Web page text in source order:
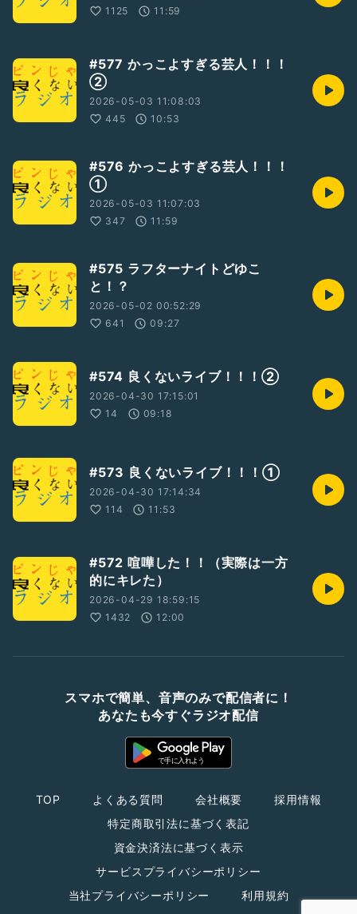
1125
11:59
#577 かっこよすぎる芸人！！！
②
2026-05-03 11:08:03
445
10:53
#576 かっこよすぎる芸人！！！
①
2026-05-03 11:07:03
347
11:59
#575 ラフターナイトどゆこ
と！？
2026-05-02 00:52:29
641
09:27
#574 良くないライブ！！！②
2026-04-30 17:15:01
14
09:18
#573 良くないライブ！！！①
2026-04-30 17:14:34
114
11:53
#572 喧嘩した！！（実際は一方
的にキレた）
2026-04-29 18:59:15
1432
12:00
スマホで簡単、音声のみで配信者に！
あなたも今すぐラジオ配信
TOP よくある質問 会社概要
採用情報
特定商取引法に基づく表記
資金決済法に基づく表示
サービスプライバシーポリシー
当社プライバシーポリシー
利用規約